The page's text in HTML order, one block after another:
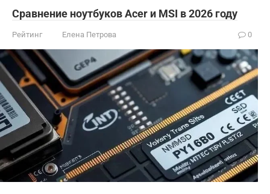
Сравнение ноутбуков Acer и MSI в 2026 году
Рейтинг Елена Петрова 0